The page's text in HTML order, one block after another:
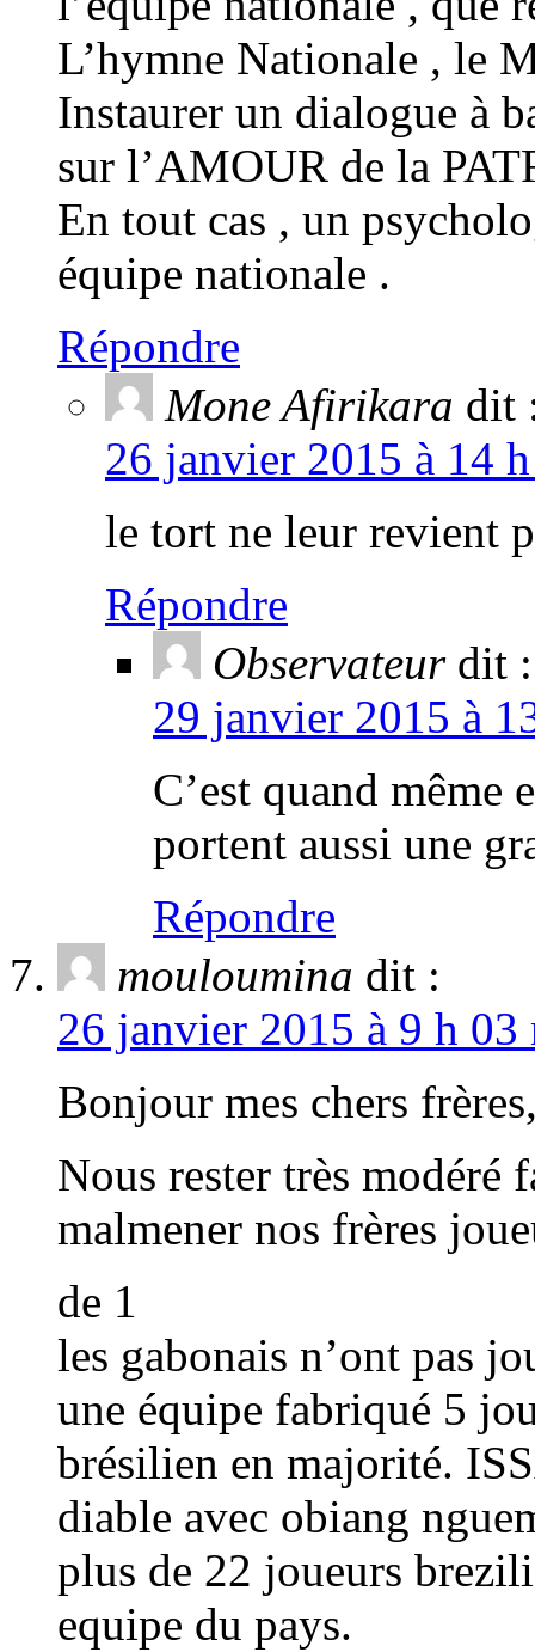
L’hymne Nationale , le
Instaurer un dialogue à
sur l’AMOUR de la
En tout cas , un
équipe nationale .
Répondre
Mone Afirikara dit
26 janvier 2015 à 14
le tort ne leur revient
Répondre
Observateur dit :
29 janvier 2015 à
C’est quand
portent aussi une
Répondre
mouloumina dit :
26 janvier 2015 à 9 h
Bonjour mes chers
Nous rester très modéré
malmener nos frères
de 1
les gabonais n’ont pas
une équipe fabriqué 5
brésilien en majorité.
diable avec obiang
plus de 22 joueurs
equipe du pays.